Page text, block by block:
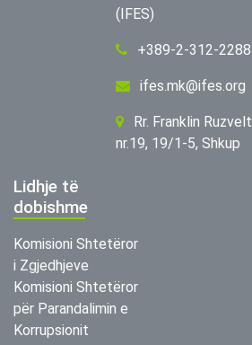
(IFES)
+389-2-312-2288
ifes.mk@ifes.org
Rr. Franklin Ruzvelt
nr.19, 19/1-5, Shkup
Lidhje të
dobishme
Komisioni Shtetëror
i Zgjedhjeve
Komisioni Shtetëror
për Parandalimin e
Korrupsionit